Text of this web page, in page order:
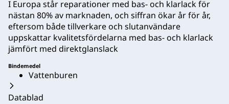
I Europa står reparationer med bas- och klarlack för
nästan 80% av marknaden, och siffran ökar år för år,
eftersom både tillverkare och slutanvändare
uppskattar kvalitetsfördelarna med bas- och klarlack
jämfört med direktglanslack
Bindemedel
Vattenburen
Datablad